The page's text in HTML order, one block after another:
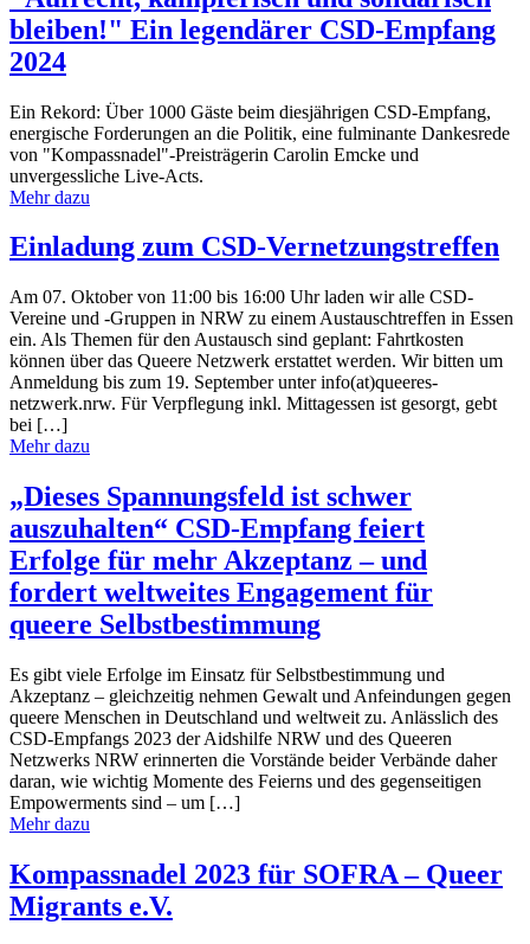
bleiben!" Ein legendärer CSD-Empfang
2024
Ein Rekord: Über 1000 Gäste beim diesjährigen CSD-Empfang,
energische Forderungen an die Politik, eine fulminante Dankesrede
von "Kompassnadel"-Preisträgerin Carolin Emcke und
unvergessliche Live-Acts.
Mehr dazu
Einladung zum CSD-Vernetzungstreffen
Am 07. Oktober von 11:00 bis 16:00 Uhr laden wir alle CSD-
Vereine und -Gruppen in NRW zu einem Austauschtreffen in Essen
ein. Als Themen für den Austausch sind geplant: Fahrtkosten
können über das Queere Netzwerk erstattet werden. Wir bitten um
Anmeldung bis zum 19. September unter info(at)queeres-
netzwerk.nrw. Für Verpflegung inkl. Mittagessen ist gesorgt, gebt
bei […]
Mehr dazu
„Dieses Spannungsfeld ist schwer
auszuhalten“ CSD-Empfang feiert
Erfolge für mehr Akzeptanz – und
fordert weltweites Engagement für
queere Selbstbestimmung
Es gibt viele Erfolge im Einsatz für Selbstbestimmung und
Akzeptanz – gleichzeitig nehmen Gewalt und Anfeindungen gegen
queere Menschen in Deutschland und weltweit zu. Anlässlich des
CSD-Empfangs 2023 der Aidshilfe NRW und des Queeren
Netzwerks NRW erinnerten die Vorstände beider Verbände daher
daran, wie wichtig Momente des Feierns und des gegenseitigen
Empowerments sind – um […]
Mehr dazu
Kompassnadel 2023 für SOFRA – Queer
Migrants e.V.